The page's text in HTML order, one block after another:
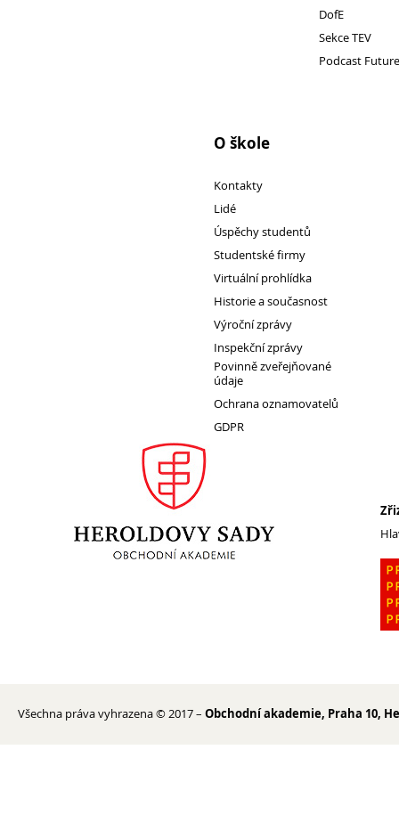
DofE
Sekce TEV
Podcast
O škole
Kontakty
Lidé
Úspěchy studentů
Studentské firmy
Virtuální prohlídka
Historie a současnost
Výroční zprávy
Inspekční zprávy
Povinně zveřejňované
údaje
Ochrana oznamovatelů
GDPR
Všechna práva vyhrazena © 2017 – Obchodní akademie, Praha 10,